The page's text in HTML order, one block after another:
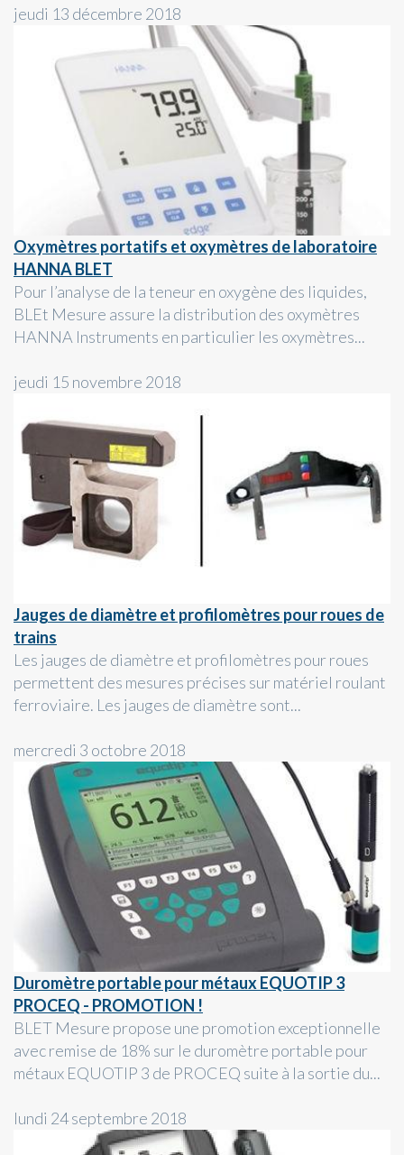
jeudi 13 décembre 2018
Oxymètres portatifs et oxymètres de laboratoire
HANNA BLET
Pour l’analyse de la teneur en oxygène des liquides,
BLEt Mesure assure la distribution des oxymètres
HANNA Instruments en particulier les oxymètres...
jeudi 15 novembre 2018
Jauges de diamètre et profilomètres pour roues de
trains
Les jauges de diamètre et profilomètres pour roues
permettent des mesures précises sur matériel roulant
ferroviaire. Les jauges de diamètre sont...
mercredi 3 octobre 2018
Duromètre portable pour métaux EQUOTIP 3
PROCEQ - PROMOTION !
BLET Mesure propose une promotion exceptionnelle
avec remise de 18% sur le duromètre portable pour
métaux EQUOTIP 3 de PROCEQ suite à la sortie du...
lundi 24 septembre 2018